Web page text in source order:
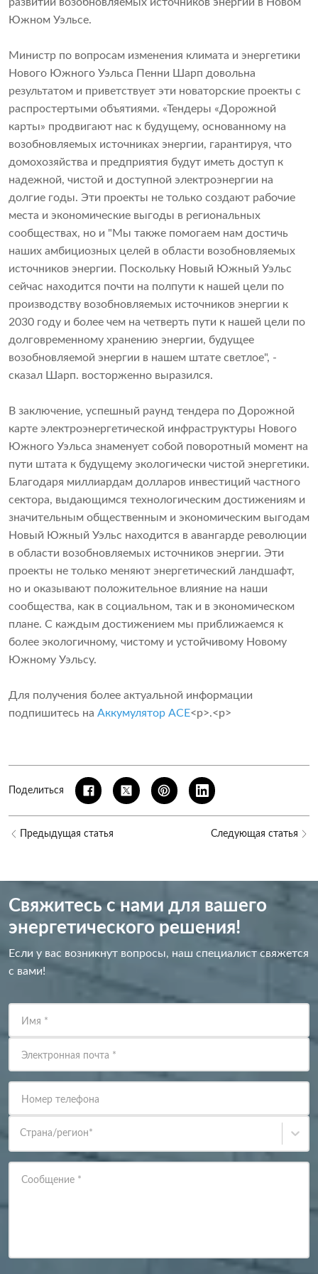
Южном Уэльсе.
Министр по вопросам изменения климата и энергетики
Нового Южного Уэльса Пенни Шарп довольна
результатом и приветствует эти новаторские проекты с
распростертыми объятиями. «Тендеры «Дорожной
карты» продвигают нас к будущему, основанному на
возобновляемых источниках энергии, гарантируя, что
домохозяйства и предприятия будут иметь доступ к
надежной, чистой и доступной электроэнергии на
долгие годы. Эти проекты не только создают рабочие
места и экономические выгоды в региональных
сообществах, но и "Мы также помогаем нам достичь
наших амбициозных целей в области возобновляемых
источников энергии. Поскольку Новый Южный Уэльс
сейчас находится почти на полпути к нашей цели по
производству возобновляемых источников энергии к
2030 году и более чем на четверть пути к нашей цели по
долговременному хранению энергии, будущее
возобновляемой энергии в нашем штате светлое", -
сказал Шарп. восторженно выразился.
В заключение, успешный раунд тендера по Дорожной
карте электроэнергетической инфраструктуры Нового
Южного Уэльса знаменует собой поворотный момент на
пути штата к будущему экологически чистой энергетики.
Благодаря миллиардам долларов инвестиций частного
сектора, выдающимся технологическим достижениям и
значительным общественным и экономическим выгодам
Новый Южный Уэльс находится в авангарде революции
в области возобновляемых источников энергии. Эти
проекты не только меняют энергетический ландшафт,
но и оказывают положительное влияние на наши
сообщества, как в социальном, так и в экономическом
плане. С каждым достижением мы приближаемся к
более экологичному, чистому и устойчивому Новому
Южному Уэльсу.
Для получения более актуальной информации
подпишитесь на Аккумулятор ACE<р>.<р>
Поделиться
Предыдущая статья Следующая статья
Свяжитесь с нами для вашего
энергетического решения!
Если у вас возникнут вопросы, наш специалист свяжется
с вами!
Имя *
Электронная почта *
Номер телефона
Страна/регион*
Сообщение *